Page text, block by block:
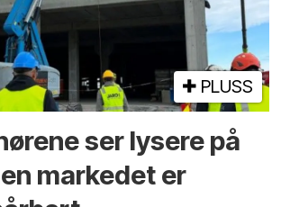
PLUSS
ser lysere på
markedet er